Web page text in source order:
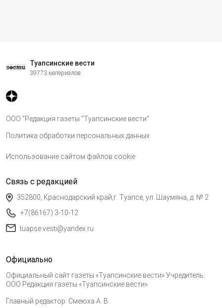
Туапсинские вести
39773 материалов
ООО "Редакция газеты "Туапсинские вести"
Политика обработки персональных данных
Использование сайтом файлов cookie
Связь с редакцией
352800, Краснодарский край,г. Туапсе, ул. Шаумяна, д. № 2
+7(86167) 3-10-12
tuapse.vesti@yandex.ru
Официально
Официальный сайт газеты «Туапсинские вести» Учредитель:
ООО Редакция газеты «Туапсинские вести»
Главный редактор: Смеюха А. В.